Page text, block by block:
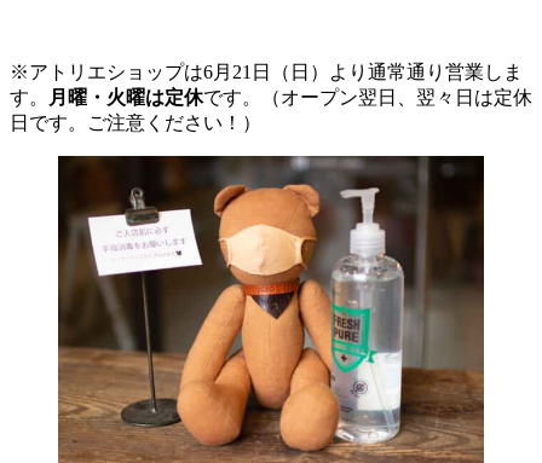
※アトリエショップは6月21日（日）より通常通り営業しま
す。
月曜・火曜は定休です。（オープン翌日、翌々日は定休
日です。ご注意ください！）